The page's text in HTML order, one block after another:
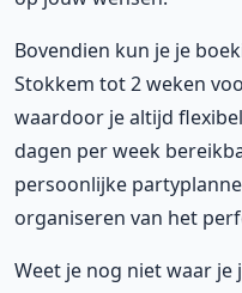
Bovendien kun je je
Stokkem tot 2 weken
waardoor je altijd
dagen per week
persoonlijke
organiseren van het
Weet je nog niet waar je